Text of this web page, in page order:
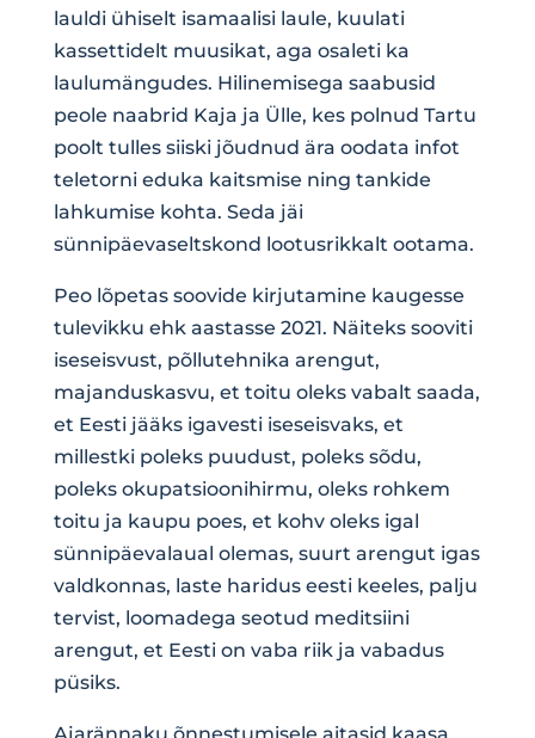
lauldi ühiselt isamaalisi laule, kuulati
kassettidelt muusikat, aga osaleti ka
laulumängudes. Hilinemisega saabusid
peole naabrid Kaja ja Ülle, kes polnud Tartu
poolt tulles siiski jõudnud ära oodata infot
teletorni eduka kaitsmise ning tankide
lahkumise kohta. Seda jäi
sünnipäevaseltskond lootusrikkalt ootama.
Peo lõpetas soovide kirjutamine kaugesse
tulevikku ehk aastasse 2021. Näiteks sooviti
iseseisvust, põllutehnika arengut,
majanduskasvu, et toitu oleks vabalt saada,
et Eesti jääks igavesti iseseisvaks, et
millestki poleks puudust, poleks sõdu,
poleks okupatsioonihirmu, oleks rohkem
toitu ja kaupu poes, et kohv oleks igal
sünnipäevalaual olemas, suurt arengut igas
valdkonnas, laste haridus eesti keeles, palju
tervist, loomadega seotud meditsiini
arengut, et Eesti on vaba riik ja vabadus
püsiks.